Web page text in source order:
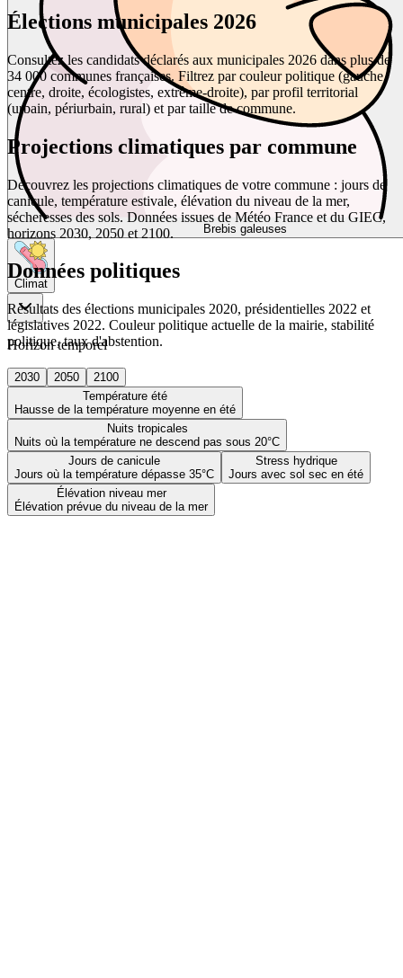
Brebis galeuses
Climat
Horizon temporel
2030 2050
2100
Température été
Hausse de la température moyenne en été
Nuits tropicales
Nuits où la température ne descend pas sous 20°C
Jours de canicule
Jours où la température dépasse 35°C
Stress hydrique
Jours avec sol sec en été
Élévation niveau mer
Élévation prévue du niveau de la mer
Élections municipales 2026
Consultez les candidats déclarés aux municipales 2026 dans plus de
34 000 communes françaises. Filtrez par couleur politique (gauche,
centre, droite, écologistes, extrême-droite), par profil territorial
(urbain, périurbain, rural) et par taille de commune.
Projections climatiques par commune
Découvrez les projections climatiques de votre commune : jours de
canicule, température estivale, élévation du niveau de la mer,
sécheresses des sols. Données issues de Météo France et du GIEC,
horizons 2030, 2050 et 2100.
Données politiques
Résultats des élections municipales 2020, présidentielles 2022 et
législatives 2022. Couleur politique actuelle de la mairie, stabilité
politique, taux d'abstention.